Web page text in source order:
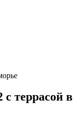
с террасой в